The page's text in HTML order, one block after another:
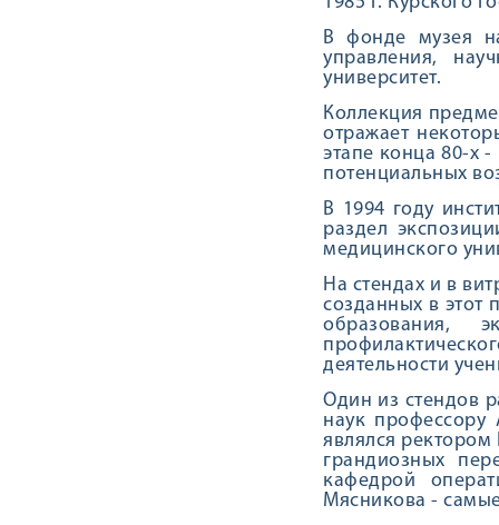
В фонде музея
управления,
университет.
Коллекция
отражает
этапе конца 80-х
потенциальных
В 1994 году
раздел
медицинского
На стендах и в
созданных в этот
образования,
деятельности
Один из стендов
наук профессору
являлся
грандиозных
кафедрой
Мясникова -